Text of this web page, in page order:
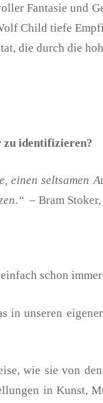
Fantasie und
Child tiefe
die durch die
zu identifizieren?
seltsamen
– Bram
schon
unseren
wie sie von
in Kunst,